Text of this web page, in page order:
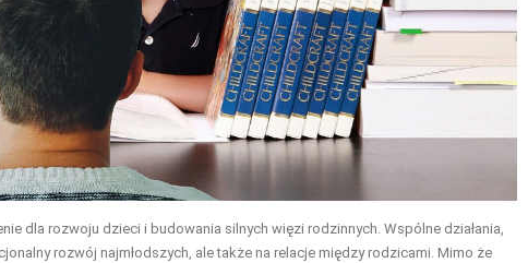
dla rozwoju dzieci i budowania silnych więzi rodzinnych. Wspólne działania,
rozwój najmłodszych, ale także na relacje między rodzicami. Mimo że